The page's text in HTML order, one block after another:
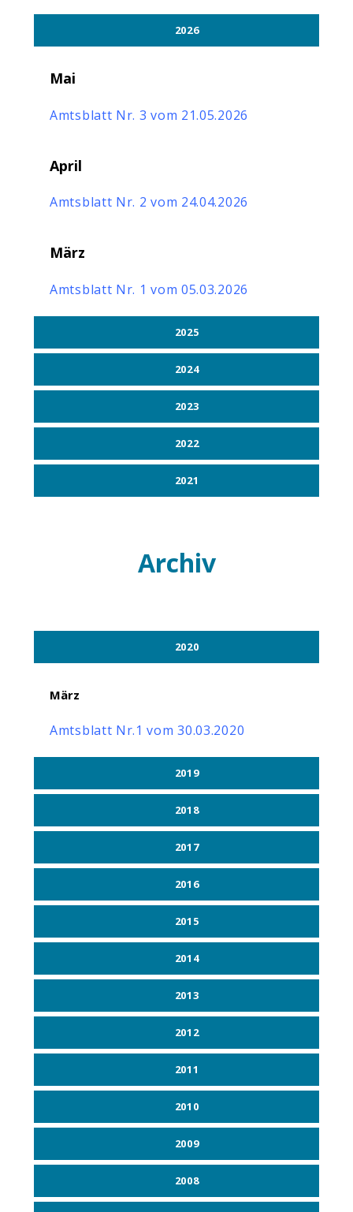
2026
Mai
Amtsblatt Nr. 3 vom 21.05.2026
April
Amtsblatt Nr. 2 vom 24.04.2026
März
Amtsblatt Nr. 1 vom 05.03.2026
2025
2024
2023
2022
2021
Archiv
2020
März
Amtsblatt Nr.1 vom 30.03.2020
2019
2018
2017
2016
2015
2014
2013
2012
2011
2010
2009
2008